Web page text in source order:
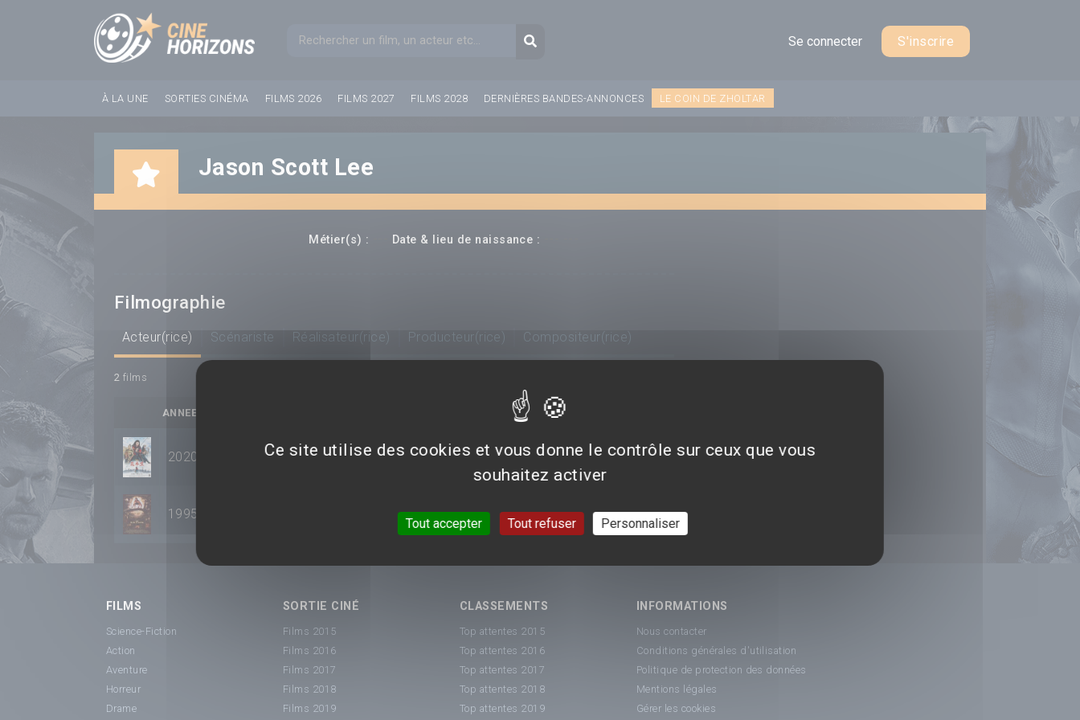
Formulaire de rechercheRecherche
Se connecter S'inscrire
À LA UNE SORTIES CINÉMA FILMS 2026 FILMS 2027 FILMS 2028 DERNIÈRES BANDES-ANNONCES LE COIN DE ZHOLTAR
Jason Scott Lee
Métier(s) : Date & lieu de naissance :
Filmographie
Acteur(rice) Scénariste Réalisateur(rice) Producteur(rice) Compositeur(rice)
2 films
ANNEE
2020
1995
FILMS
Science-Fiction
Action
Aventure
Horreur
Drame
SORTIE CINÉ
Films 2015
Films 2016
Films 2017
Films 2018
Films 2019
CLASSEMENTS
Top attentes 2015
Top attentes 2016
Top attentes 2017
Top attentes 2018
Top attentes 2019
INFORMATIONS
Nous contacter
Conditions générales d'utilisation
Politique de protection des données
Mentions légales
Gérer les cookies
Panneau de gestion des cookies
Ce site utilise des cookies et vous donne le contrôle sur ceux que vous
souhaitez activer
Tout accepter Tout refuser Personnaliser